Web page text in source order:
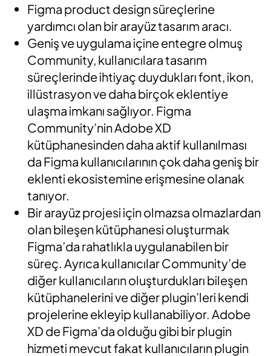
Figma product design süreçlerine
yardımcı olan bir arayüz tasarım aracı.
Geniş ve uygulama içine entegre olmuş
Community, kullanıcılara tasarım
süreçlerinde ihtiyaç duydukları font, ikon,
illüstrasyon ve daha birçok eklentiye
ulaşma imkanı sağlıyor. Figma
Community’nin Adobe XD
kütüphanesinden daha aktif kullanılması
da Figma kullanıcılarının çok daha geniş bir
eklenti ekosistemine erişmesine olanak
tanıyor.
Bir arayüz projesi için olmazsa olmazlardan
olan bileşen kütüphanesi oluşturmak
Figma’da rahatlıkla uygulanabilen bir
süreç. Ayrıca kullanıcılar Community’de
diğer kullanıcıların oluşturdukları bileşen
kütüphanelerini ve diğer plugin’leri kendi
projelerine ekleyip kullanabiliyor. Adobe
XD de Figma’da olduğu gibi bir plugin
hizmeti mevcut fakat kullanıcıların plugin